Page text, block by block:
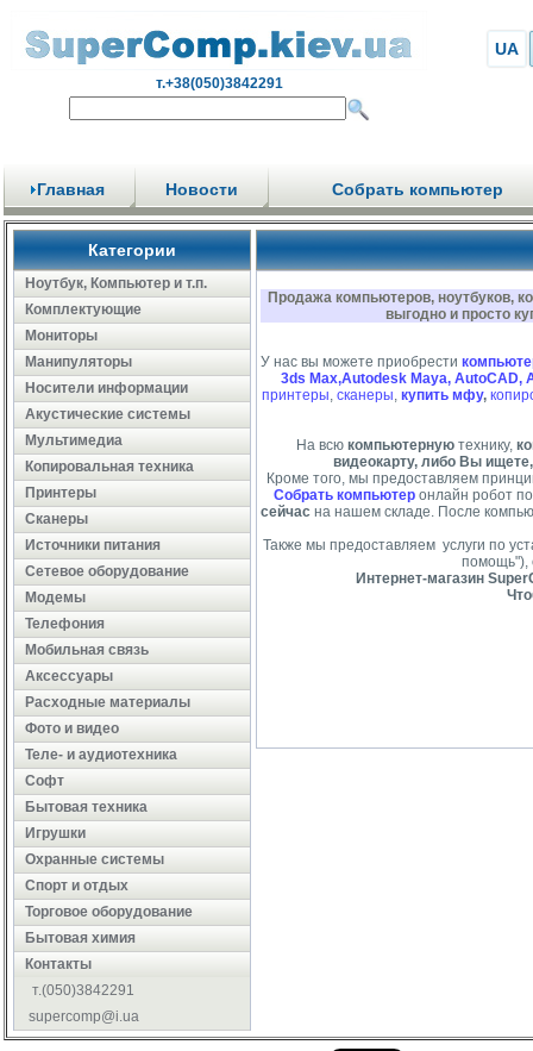
т.+38(050)3842291
UA
Главная Новости Собрать компьютер
Категории
Ноутбук, Компьютер и т.п.
Комплектующие
Мониторы
Манипуляторы
Носители информации
Акустические системы
Мультимедиа
Копировальная техника
Принтеры
Сканеры
Источники питания
Сетевое оборудование
Модемы
Телефония
Мобильная связь
Аксессуары
Расходные материалы
Фото и видео
Теле- и аудиотехника
Софт
Бытовая техника
Игрушки
Охранные системы
Cпорт и отдых
Торговое оборудование
Бытовая химия
Контакты
т.(050)3842291
supercomp@i.ua
Продажа компьютеров, ноутбуков,
выгодно и просто
У нас вы можете приобрести
3ds Max,Autodesk Maya, AutoCAD,
принтеры, сканеры, купить мфу,
На всю компьютерную технику,
видеокарту, либо Вы
Кроме того, мы предоставляем
Собрать компьютеронлайн робот
сейчас на нашем складе. После
Также мы предоставляем услуги по
помощь"),
Интернет-магазин